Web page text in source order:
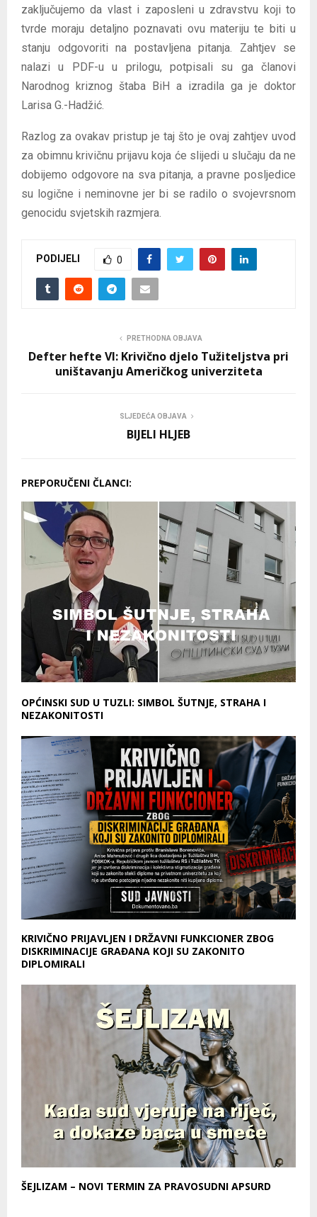
zaključujemo da vlast i zaposleni u zdravstvu koji to
tvrde moraju detaljno poznavati ovu materiju te biti u
stanju odgovoriti na postavljena pitanja. Zahtjev se
nalazi u PDF-u u prilogu, potpisali su ga članovi
Narodnog kriznog štaba BiH a izradila ga je doktor
Larisa G.-Hadžić.
Razlog za ovakav pristup je taj što je ovaj zahtjev uvod
za obimnu krivičnu prijavu koja će slijedi u slučaju da ne
dobijemo odgovore na sva pitanja, a pravne posljedice
su logične i neminovne jer bi se radilo o svojevrsnom
genocidu svjetskih razmjera.
PODIJELI 0
PRETHODNA OBJAVA
Defter hefte VI: Krivično djelo Tužiteljstva pri
uništavanju Američkog univerziteta
SLJEDEĆA OBJAVA
BIJELI HLJEB
PREPORUČENI ČLANCI:
OPĆINSKI SUD U TUZLI: SIMBOL ŠUTNJE, STRAHA I
NEZAKONITOSTI
KRIVIČNO PRIJAVLJEN I DRŽAVNI FUNKCIONER ZBOG
DISKRIMINACIJE GRAĐANA KOJI SU ZAKONITO
DIPLOMIRALI
ŠEJLIZAM – NOVI TERMIN ZA PRAVOSUDNI APSURD